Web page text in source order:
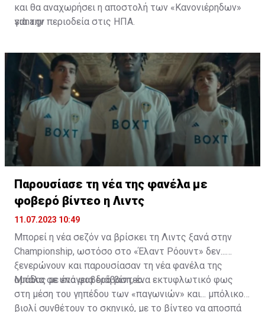
και θα αναχωρήσει η αποστολή των «Κανονιέρηδων»
για την περιοδεία στις ΗΠΑ.
sdna.gr
Παρουσίασε τη νέα της φανέλα με
φοβερό βίντεο η Λιντς
11.07.2023 10:49
Μπορεί η νέα σεζόν να βρίσκει τη Λιντς ξανά στην
Championship, ωστόσο στο «Έλαντ Ρόουντ» δεν...
ξενερώνουν και παρουσίασαν τη νέα φανέλα της
ομάδας με ένα φοβερό βίντεο.
Μπάλα σε υπόγεια διάβαση, ένα εκτυφλωτικό φως
στη μέση του γηπέδου των «παγωνιών» και... μπόλικο
βιολί συνθέτουν το σκηνικό, με το βίντεο να αποσπά